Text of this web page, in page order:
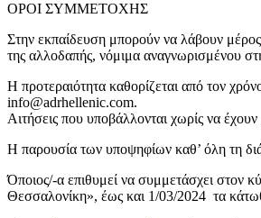
ΟΡΟΙ ΣΥΜΜΕΤΟΧΗΣ
Στην εκπαίδευση μπορούν να λάβουν μέρος
της αλλοδαπής, νόμιμα αναγνωρισμένου
Η προτεραιότητα καθορίζεται από τον
info@adrhellenic.com.
Αιτήσεις που υποβάλλονται χωρίς να
Η παρουσία των υποψηφίων καθ’ όλη τη
Όποιος/-α επιθυμεί να συμμετάσχει στον
Θεσσαλονίκη», έως και 1/03/2024 τα